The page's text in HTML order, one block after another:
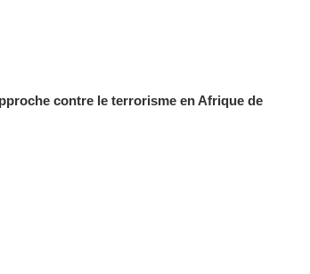
contre le terrorisme en Afrique de